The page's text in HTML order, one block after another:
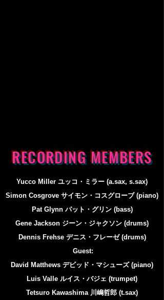
RECORDING MEMBERS
Yucco Miller ユッコ・ミラー (a.sax, s.sax)
Simon Cosgrove サイモン・コスグローブ (piano)
Pat Glynn パット・グリン (bass)
Gene Jackson ジーン・ジャクソン (drums)
Dennis Frehse デニス・フレーゼ (drums)
Guest:
David Matthews デビッド・マシューズ (piano)
Luis Valle ルイス・バジェ (trumpet)
Tetsuro Kawashima 川嶋哲郎 (t.sax)